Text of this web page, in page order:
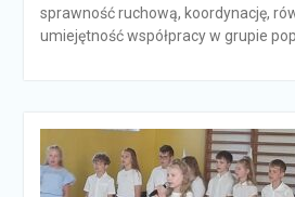
sprawność ruchową, koordynację,
umiejętność współpracy w grupie